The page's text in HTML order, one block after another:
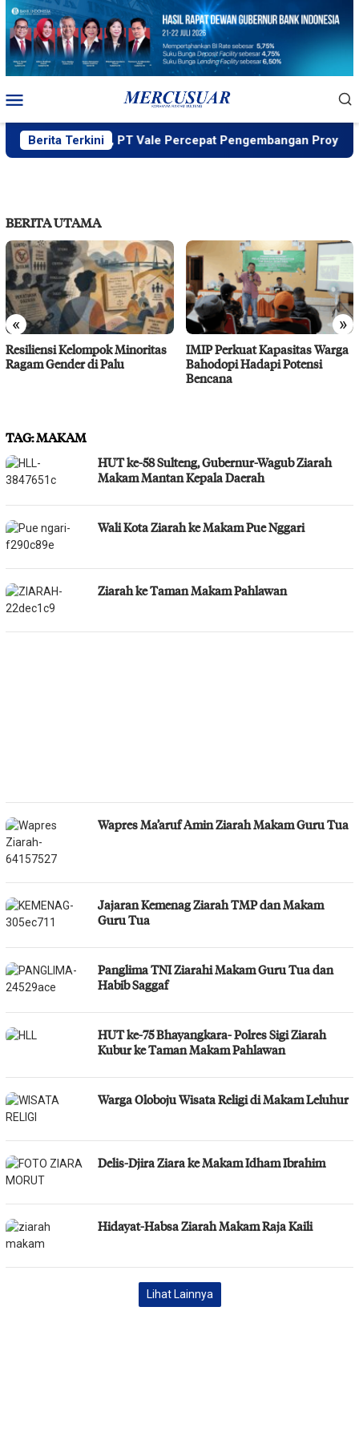
Loncat
konten
Mobile
Berita Terkini
MIND ID, PT Vale Percepat Pengembangan Proyek
BERITA UTAMA
« »
Resiliensi Kelompok Minoritas
Ragam Gender di Palu
IMIP Perkuat Kapasitas Warga
Bahodopi Hadapi Potensi
Bencana
TAG:MAKAM
HUT ke-58 Sulteng, Gubernur-Wagub Ziarah
Makam Mantan Kepala Daerah
Wali Kota Ziarah ke Makam Pue Nggari
Ziarah ke Taman Makam Pahlawan
Wapres Ma’aruf Amin Ziarah Makam Guru Tua
Jajaran Kemenag Ziarah TMP dan Makam
Guru Tua
Panglima TNI Ziarahi Makam Guru Tua dan
Habib Saggaf
HUT ke-75 Bhayangkara- Polres Sigi Ziarah
Kubur ke Taman Makam Pahlawan
Warga Oloboju Wisata Religi di Makam Leluhur
Delis-Djira Ziara ke Makam Idham Ibrahim
Hidayat-Habsa Ziarah Makam Raja Kaili
Lihat Lainnya